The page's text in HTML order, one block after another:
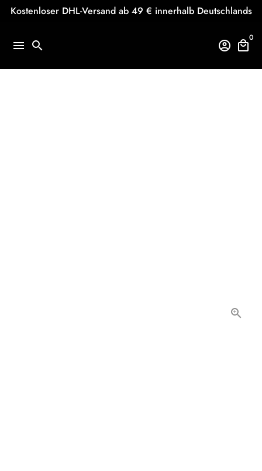
Direkt
Kostenloser DHL-Versand ab 49 € innerhalb Deutschlands
menu search account_circle local_mall
0